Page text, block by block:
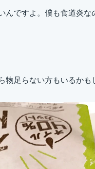
んですよ。僕も食道炎な
物足らない方もいるかも